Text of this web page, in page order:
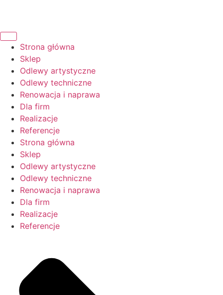
Strona główna
Sklep
Odlewy artystyczne
Odlewy techniczne
Renowacja i naprawa
Dla firm
Realizacje
Referencje
Strona główna
Sklep
Odlewy artystyczne
Odlewy techniczne
Renowacja i naprawa
Dla firm
Realizacje
Referencje